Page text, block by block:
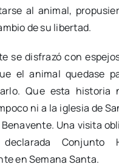
al animal,
de su libertad.
se disfrazó con
el animal quedase
Que esta historia
ni a la iglesia de
Una visita
Conjunto
en Semana Santa.